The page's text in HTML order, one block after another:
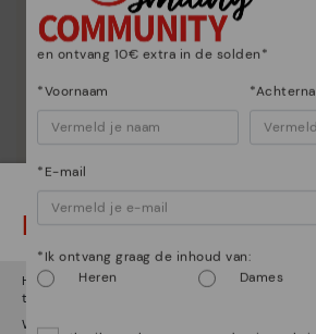
Let op!
Het lijkt erop dat je in Verenigde Staten
toegang te krijgen tot de
Wil je naar onze
en ontvang 10€ extra in de solden*
*Voornaam
*E-mail
*Ik ontvang graag de inhoud van:
Heren
Dames